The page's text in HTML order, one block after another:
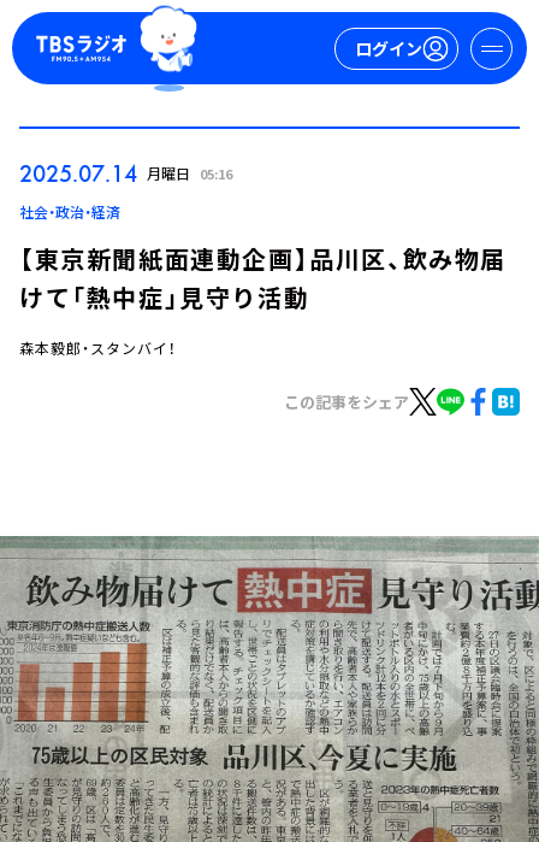
ログイン
お知らせ
イベント・グッズ
YouTube
会社情報
2025.07.14 月曜日 05:16
社会・政治・経済
【東京新聞紙面連動企画】品川区、飲み物届
けて「熱中症」見守り活動
森本毅郎・スタンバイ！
この記事をシェア